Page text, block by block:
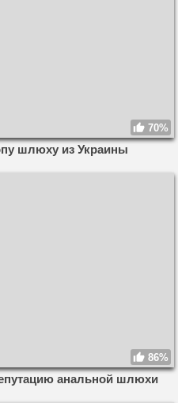
70%
шлюху из Украины
86%
анальной шлюхи